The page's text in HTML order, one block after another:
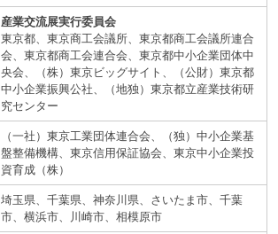
産業交流展実行委員会
東京都、東京商工会議所、東京都商工会議所連合
会、東京都商工会連合会、東京都中小企業団体中
央会、（株）東京ビッグサイト、（公財）東京都
中小企業振興公社、（地独）東京都立産業技術研
究センター
（一社）東京工業団体連合会、（独）中小企業基
盤整備機構、東京信用保証協会、東京中小企業投
資育成（株）
埼玉県、千葉県、神奈川県、さいたま市、千葉
市、横浜市、川崎市、相模原市